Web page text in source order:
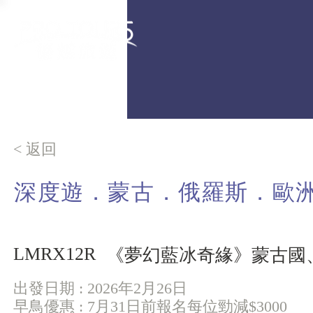
< 返回
深度遊．蒙古．俄羅斯．歐
LMRX12R 《夢幻藍冰奇緣》蒙古
出發日期 : 2026年2月26日
早鳥優惠 : 7月31日前報名每位勁減$3000